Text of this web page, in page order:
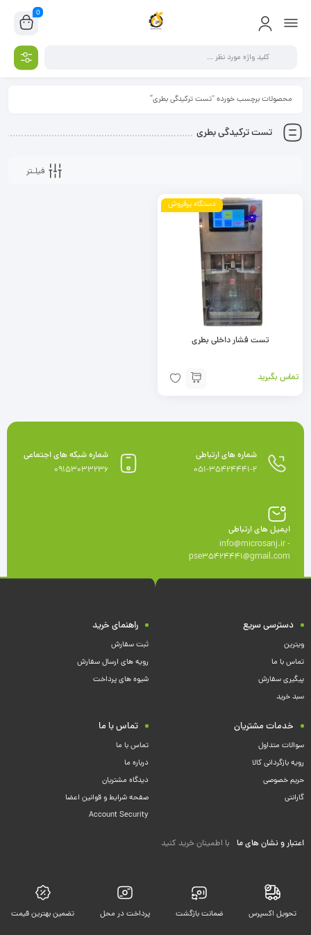
0
محصولات برچسب خورده “تست ترکیدگی بطری”
تست ترکیدگی بطری
فیلـتر
دستگاه پرفروش
تست فشار داخلی بطری
تماس بگیرید
شماره های ارتباطی
051-35424441-2
شماره شبکه های اجتماعی
09153033236
ایمیل های ارتباطی
info@microsanj.ir -
pse35424441@gmail.com
دسترسی سریع
ویترین
تماس با ما
پیگیری سفارش
سبد خرید
راهنمای خرید
ثبت سفارش
رویه های ارسال سفارش
شیوه های پرداخت
خدمات مشتریان
سوالات متداول
رویه بازگردانی کالا
حریم خصوصی
گارانتی
تماس با ما
تماس با ما
درباره ما
دیدگاه مشتریان
صفحه شرایط و قوانین اعضا
Account Security
اعتبار و نشان های ما با اطمینان خرید کنید
تحویل اکسپرس ضمانت بازگشت پرداخت در محل تضمین بهترین قیمت